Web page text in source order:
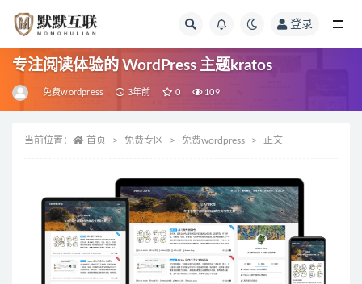
登录
专注阅读体验的 WordPress 主题kratos
免费wordpress 3年前 0 109
当前位置： 首页 免费专区 免费wordpress 正文